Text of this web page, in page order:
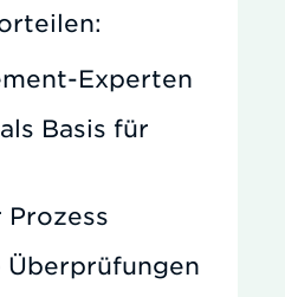
Experten
Basis für
Überprüfungen